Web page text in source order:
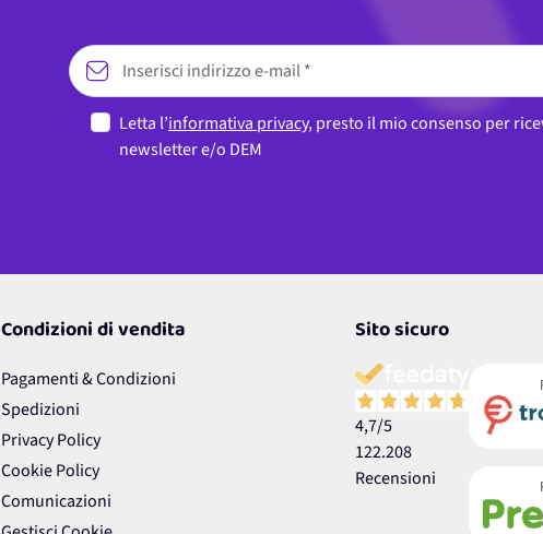
Letta l’informativa privacy, presto il mio consenso per
newsletter e/o DEM
Condizioni di vendita
Pagamenti & Condizioni
Spedizioni
Privacy Policy
Cookie Policy
Comunicazioni
Sito sicuro
4,7/5
122.208
Recensioni